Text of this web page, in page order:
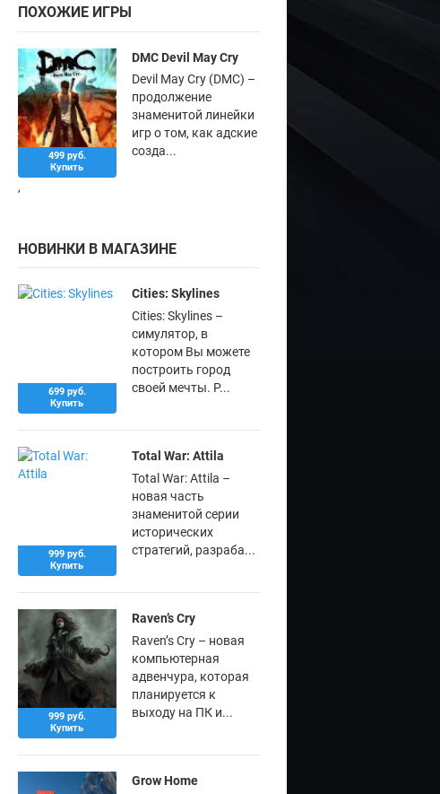
ПОХОЖИЕ ИГРЫ
499 руб.
Купить
,
DMC Devil May Cry
Devil May Cry (DMC) –
продолжение
знаменитой линейки
игр о том, как адские
созда...
НОВИНКИ В МАГАЗИНЕ
699 руб.
Купить
Cities: Skylines
Cities: Skylines –
симулятор, в
котором Вы можете
построить город
своей мечты. Р...
999 руб.
Купить
Total War: Attila
Total War: Attila –
новая часть
знаменитой серии
исторических
стратегий, разраба...
999 руб.
Купить
Raven’s Cry
Raven’s Cry – новая
компьютерная
адвенчура, которая
планируется к
выходу на ПК и...
Grow Home